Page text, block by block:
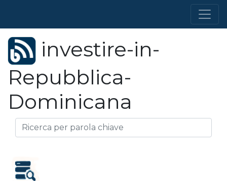
investire-in-
Repubblica-
Dominicana